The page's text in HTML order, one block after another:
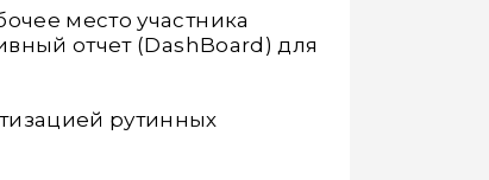
место участника
отчет (DashBoard) для
рутинных